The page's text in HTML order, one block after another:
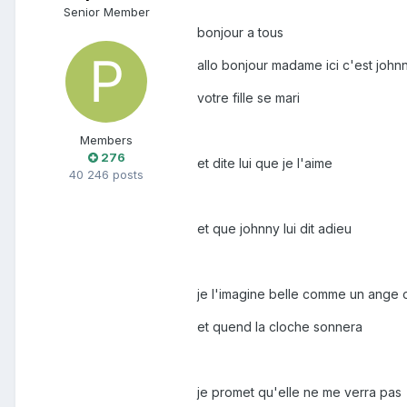
Senior Member
Members
276
40 246 posts
bonjour a tous
allo bonjour madame ici c'est
votre fille se mari
et dite lui que je l'aime
et que johnny lui dit adieu
je l'imagine belle comme un ange
et quend la cloche sonnera
je promet qu'elle ne me verra pas